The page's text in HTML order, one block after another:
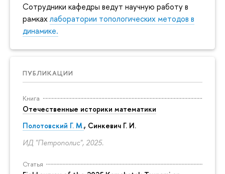
Сотрудники кафедры ведут научную работу в
рамкахлаборатории топологических методов в
динамике.
ПУБЛИКАЦИИ
Книга
Отечественные историки математики
Полотовский Г. М., Синкевич Г. И.
ИД "Петрополис", 2025.
Статья